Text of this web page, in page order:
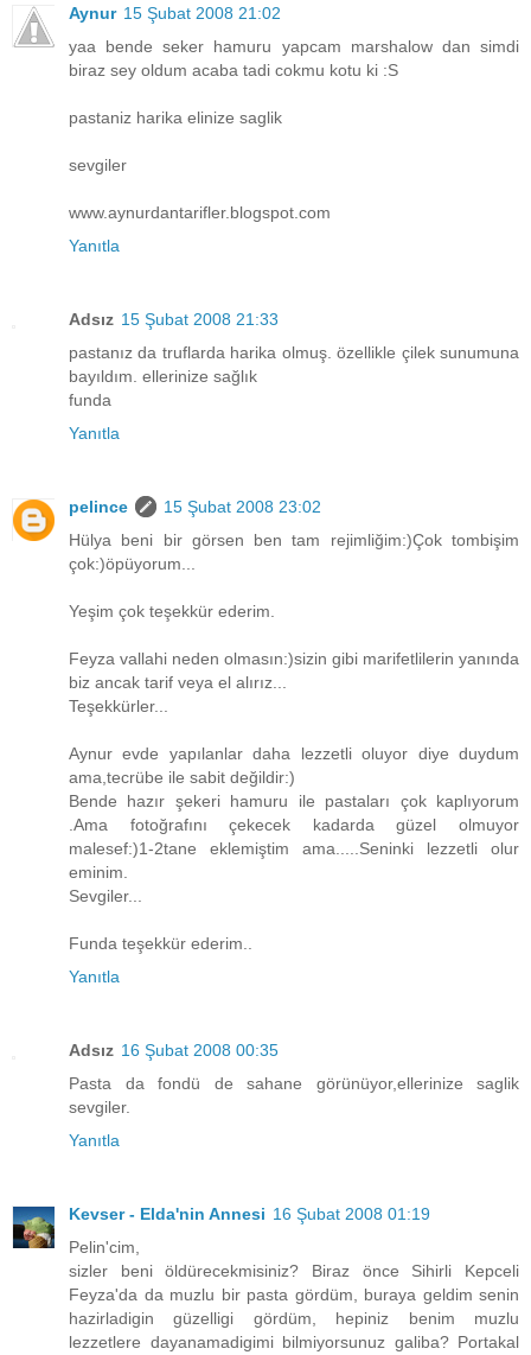
Aynur 15 Şubat 2008 21:02
yaa bende seker hamuru yapcam marshalow dan simdi
biraz sey oldum acaba tadi cokmu kotu ki :S
pastaniz harika elinize saglik
sevgiler
www.aynurdantarifler.blogspot.com
Yanıtla
Adsız 15 Şubat 2008 21:33
pastanız da truflarda harika olmuş. özellikle çilek sunumuna
bayıldım. ellerinize sağlık
funda
Yanıtla
pelince
15 Şubat 2008 23:02
Hülya beni bir görsen ben tam rejimliğim:)Çok tombişim
çok:)öpüyorum...
Yeşim çok teşekkür ederim.
Feyza vallahi neden olmasın:)sizin gibi marifetlilerin yanında
biz ancak tarif veya el alırız...
Teşekkürler...
Aynur evde yapılanlar daha lezzetli oluyor diye duydum
ama,tecrübe ile sabit değildir:)
Bende hazır şekeri hamuru ile pastaları çok kaplıyorum
.Ama fotoğrafını çekecek kadarda güzel olmuyor
malesef:)1-2tane eklemiştim ama.....Seninki lezzetli olur
eminim.
Sevgiler...
Funda teşekkür ederim..
Yanıtla
Adsız 16 Şubat 2008 00:35
Pasta da fondü de sahane görünüyor,ellerinize saglik
sevgiler.
Yanıtla
Kevser - Elda'nin Annesi 16 Şubat 2008 01:19
Pelin'cim,
sizler beni öldürecekmisiniz? Biraz önce Sihirli Kepceli
Feyza'da da muzlu bir pasta gördüm, buraya geldim senin
hazirladigin güzelligi gördüm, hepiniz benim muzlu
lezzetlere dayanamadigimi bilmiyorsunuz galiba? Portakal